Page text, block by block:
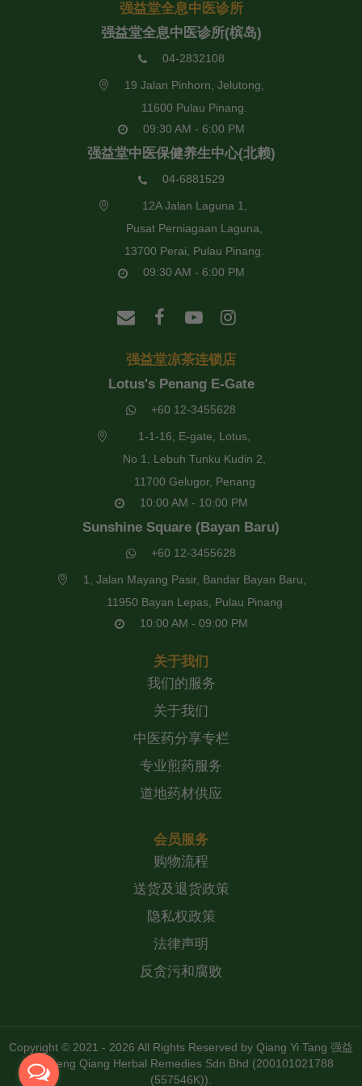
强益堂全息中医诊所
强益堂全息中医诊所(槟岛)
04-2832108
19 Jalan Pinhorn, Jelutong,
11600 Pulau Pinang.
09:30 AM - 6:00 PM
强益堂中医保健养生中心(北赖)
04-6881529
12A Jalan Laguna 1,
Pusat Perniagaan Laguna,
13700 Perai, Pulau Pinang.
09:30 AM - 6:00 PM
强益堂凉茶连锁店
Lotus's Penang E-Gate
+60 12-3455628
1-1-16, E-gate, Lotus,
No 1, Lebuh Tunku Kudin 2,
11700 Gelugor, Penang
10:00 AM - 10:00 PM
Sunshine Square (Bayan Baru)
+60 12-3455628
1, Jalan Mayang Pasir, Bandar Bayan Baru,
11950 Bayan Lepas, Pulau Pinang
10:00 AM - 09:00 PM
关于我们
我们的服务
关于我们
中医药分享专栏
专业煎药服务
道地药材供应
会员服务
购物流程
送货及退货政策
隐私权政策
法律声明
反贪污和腐败
Copyright © 2021 - 2026 All Rights Reserved by Qiang Yi Tang 强益
堂 Zheng Qiang Herbal Remedies Sdn Bhd (200101021788
(557546K))